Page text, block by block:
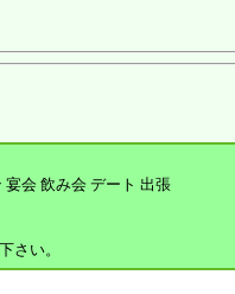
会 飲み会 デート 出張
さい。